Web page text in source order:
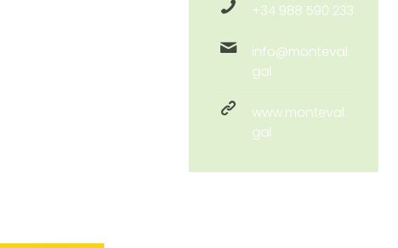
+34 988 590 233
info@monteval.
gal
www.monteval.
gal